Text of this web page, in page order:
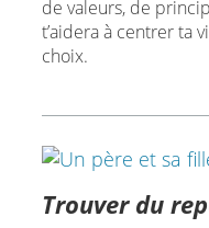
de valeurs, de
t’aidera à centrer ta
choix.
Trouver du